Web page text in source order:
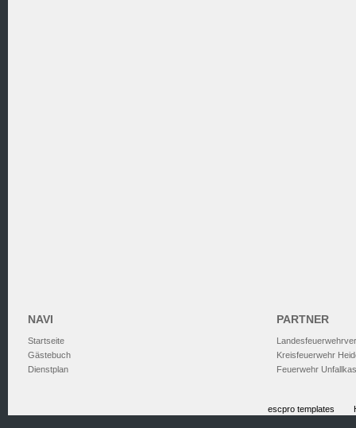
NAVI
Startseite
Gästebuch
Dienstplan
PARTNER
Kreisfeuerwehr
Feuerwehr
escpro templates